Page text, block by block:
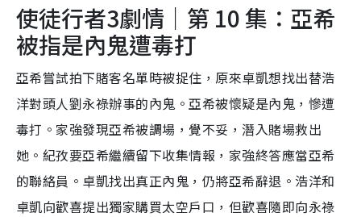
使徒行者3劇情｜第 10 集：亞希
被指是內鬼遭毒打
亞希嘗試拍下賭客名單時被捉住，原來卓凱想找出替浩
洋對頭人劉永祿辦事的內鬼。亞希被懷疑是內鬼，慘遭
毒打。家強發現亞希被調場，覺不妥，潛入賭場救出
她。紀孜要亞希繼續留下收集情報，家強終答應當亞希
的聯絡員。卓凱找出真正內鬼，仍將亞希辭退。浩洋和
卓凱向歡喜提出獨家購買太空戶口，但歡喜隨即向永祿